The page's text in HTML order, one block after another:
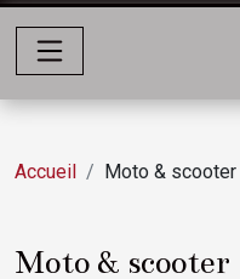
Accueil Moto & scooter
Moto & scooter